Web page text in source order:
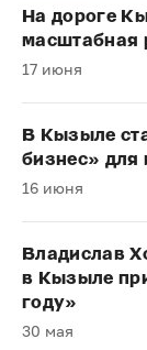
На дороге
масштабная
17 июня
В Кызыле
бизнес» для
16 июня
Владислав
в Кызыле
году»
30 мая